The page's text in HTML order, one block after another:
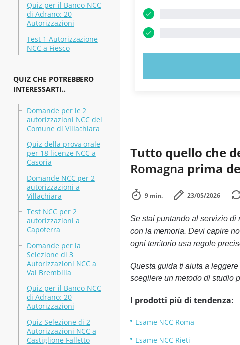
Quiz per il Bando NCC
di Adrano: 20
Autorizzazioni
Test 1 Autorizzazione
NCC a Fiesco
QUIZ CHE POTREBBERO
INTERESSARTI..
Domande per le 2
autorizzazioni NCC del
Comune di Villachiara
Quiz della prova orale
per 18 licenze NCC a
Casoria
Domande NCC per 2
autorizzazioni a
Villachiara
Test NCC per 2
autorizzazioni a
Capoterra
Domande per la
Selezione di 3
Autorizzazioni NCC a
Val Brembilla
Quiz per il Bando NCC
di Adrano: 20
Autorizzazioni
Quiz Selezione di 2
Autorizzazioni NCC a
Castiglione Falletto
Tutto quello che
Romagna prima
9 min. 23/05/2026
Se stai puntando al servizio di
con la memoria. Devi capire
ogni territorio usa regole
Questa guida ti aiuta a
scegliere un metodo di studio
I prodotti più di tendenza:
Esame NCC Roma
Esame NCC Rieti